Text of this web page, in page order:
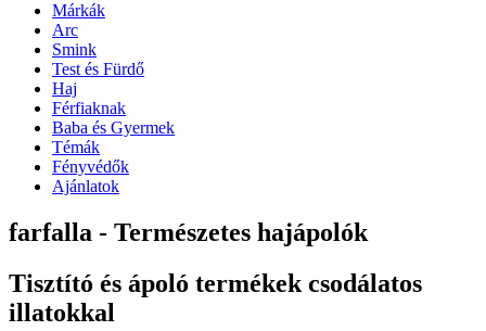
Márkák
Arc
Smink
Test és Fürdő
Haj
Férfiaknak
Baba és Gyermek
Témák
Fényvédők
Ajánlatok
farfalla - Természetes hajápolók
Tisztító és ápoló termékek csodálatos
illatokkal